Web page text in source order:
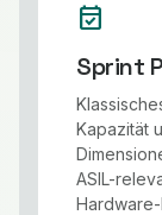
event_available
Sprint
Kapazität
ASIL-